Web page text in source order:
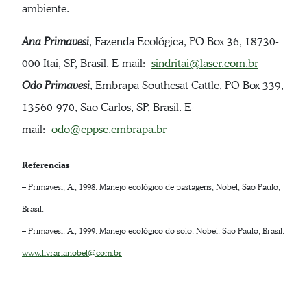
ambiente.
Ana Primavesi, Fazenda Ecológica, PO Box 36, 18730-
000 Itai, SP, Brasil. E-mail: sindritai@laser.com.br
Odo Primavesi, Embrapa Southesat Cattle, PO Box 339,
13560-970, Sao Carlos, SP, Brasil. E-
mail: odo@cppse.embrapa.br
Referencias
– Primavesi, A., 1998. Manejo ecológico de pastagens, Nobel, Sao Paulo,
Brasil.
– Primavesi, A., 1999. Manejo ecológico do solo. Nobel, Sao Paulo, Brasil.
www.livrarianobel@com.br